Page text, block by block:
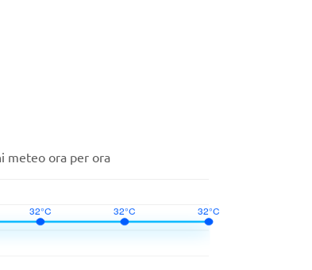
meteo ora per ora